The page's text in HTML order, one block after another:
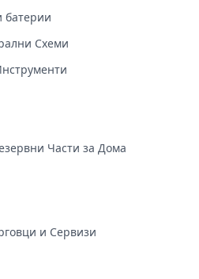
батерии
Схеми
Части за Дома
и Сервизи